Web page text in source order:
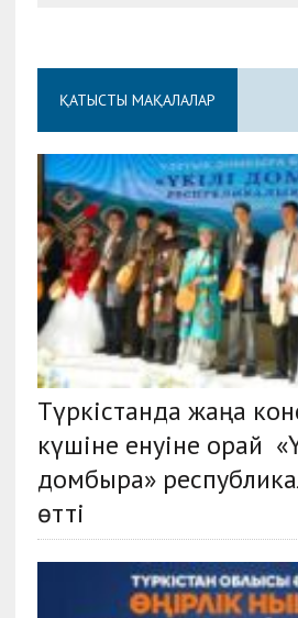
ҚАТЫСТЫ МАҚАЛАЛАР
Түркістанда жаңа
күшіне енуіне орай
домбыра»
өтті